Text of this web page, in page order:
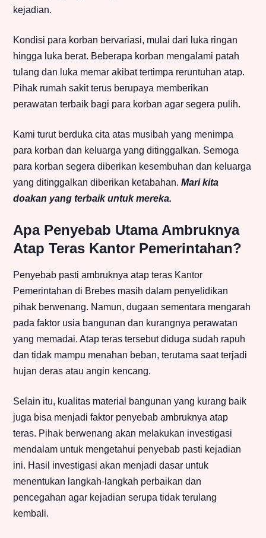
kejadian.
Kondisi para korban bervariasi, mulai dari luka ringan
hingga luka berat. Beberapa korban mengalami patah
tulang dan luka memar akibat tertimpa reruntuhan atap.
Pihak rumah sakit terus berupaya memberikan
perawatan terbaik bagi para korban agar segera pulih.
Kami turut berduka cita atas musibah yang menimpa
para korban dan keluarga yang ditinggalkan. Semoga
para korban segera diberikan kesembuhan dan keluarga
yang ditinggalkan diberikan ketabahan. Mari kita
doakan yang terbaik untuk mereka.
Apa Penyebab Utama Ambruknya
Atap Teras Kantor Pemerintahan?
Penyebab pasti ambruknya atap teras Kantor
Pemerintahan di Brebes masih dalam penyelidikan
pihak berwenang. Namun, dugaan sementara mengarah
pada faktor usia bangunan dan kurangnya perawatan
yang memadai. Atap teras tersebut diduga sudah rapuh
dan tidak mampu menahan beban, terutama saat terjadi
hujan deras atau angin kencang.
Selain itu, kualitas material bangunan yang kurang baik
juga bisa menjadi faktor penyebab ambruknya atap
teras. Pihak berwenang akan melakukan investigasi
mendalam untuk mengetahui penyebab pasti kejadian
ini. Hasil investigasi akan menjadi dasar untuk
menentukan langkah-langkah perbaikan dan
pencegahan agar kejadian serupa tidak terulang
kembali.